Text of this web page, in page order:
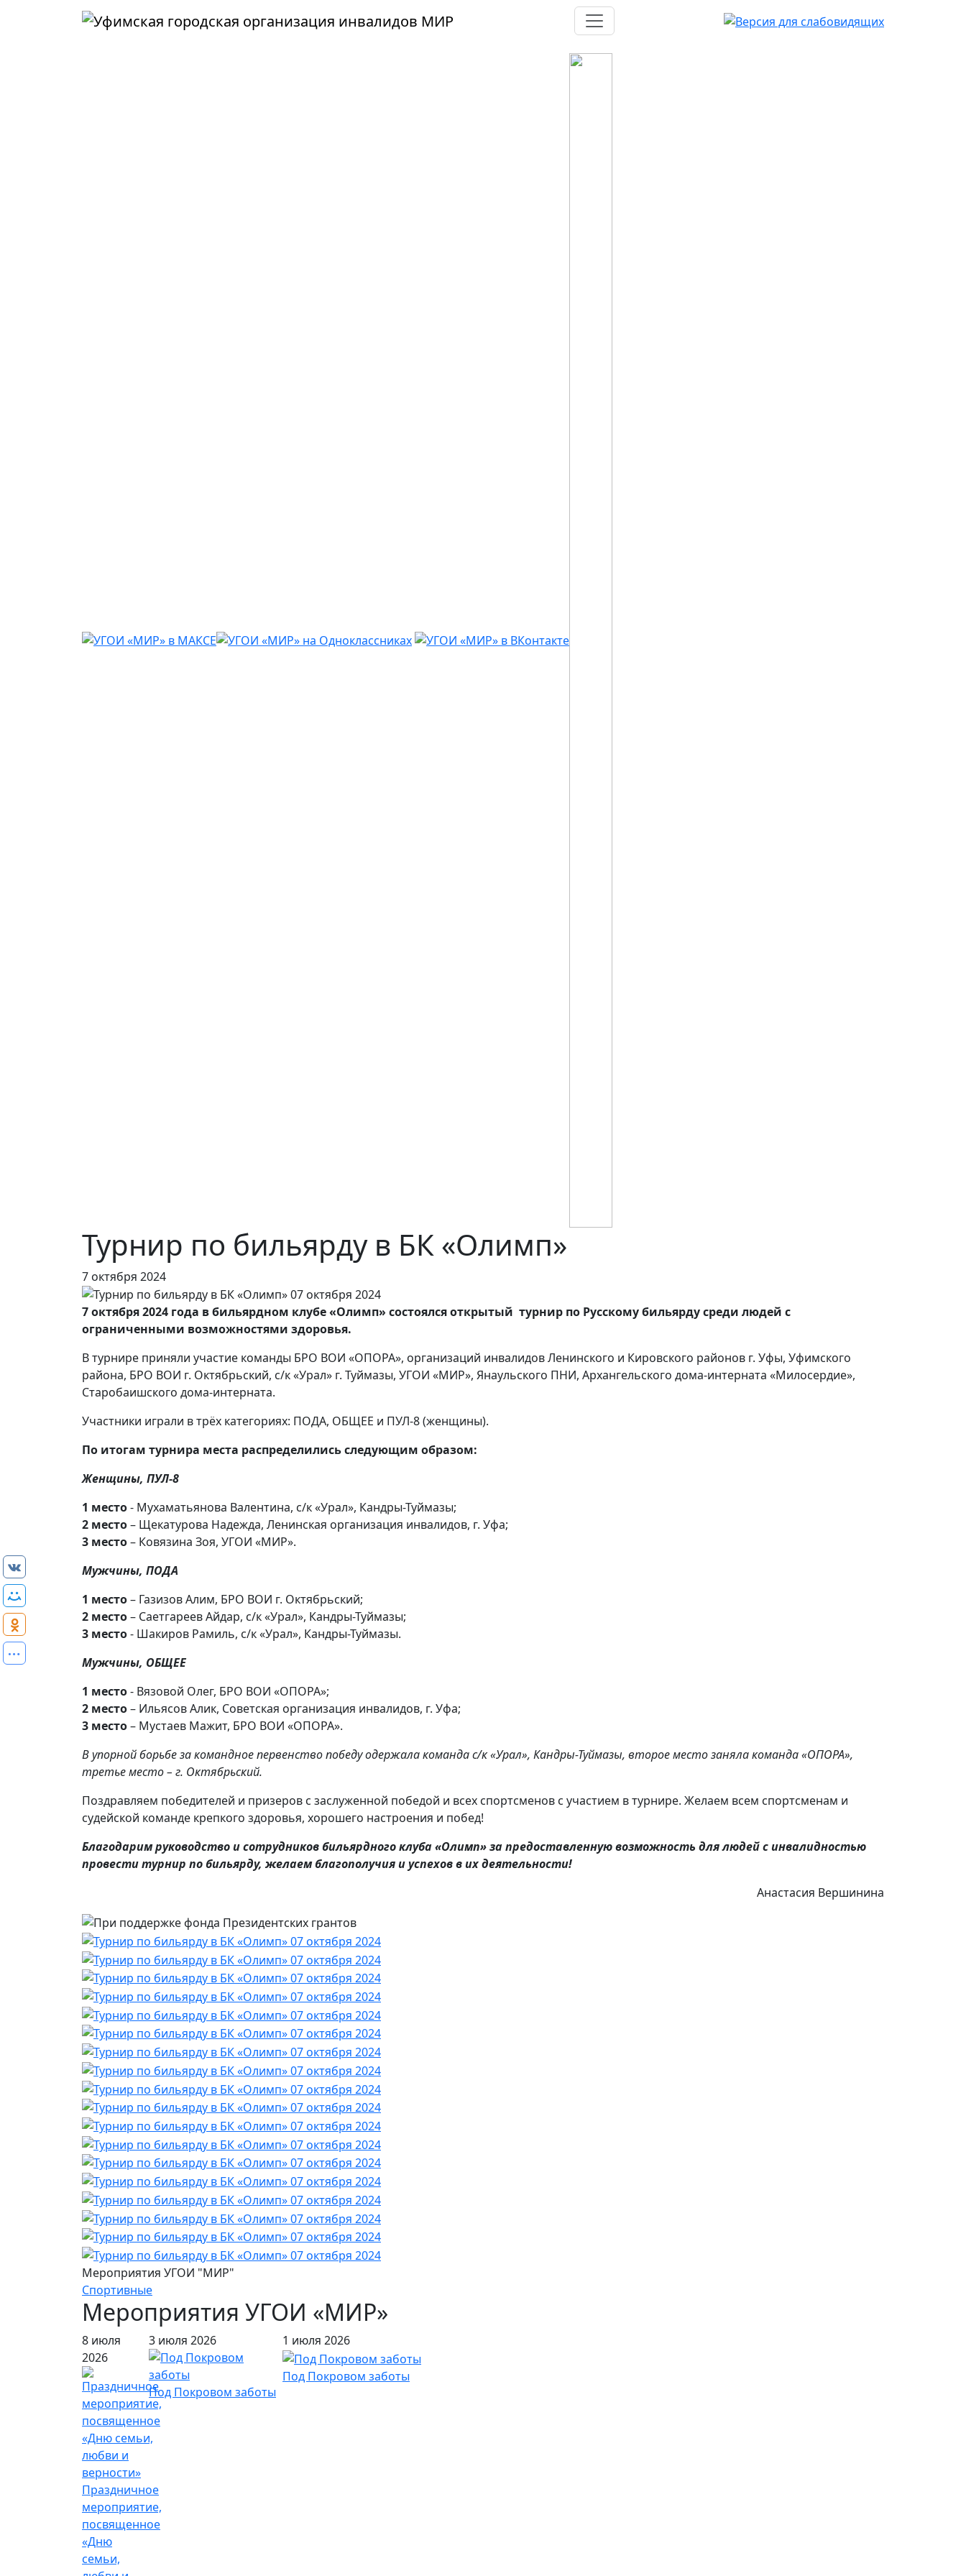
Перейти к основному содержанию
Турнир по бильярду в БК «Олимп»
7 октября 2024
7 октября 2024 года в бильярдном клубе «Олимп» состоялся открытый турнир по Русскому бильярду среди людей с
ограниченными возможностями здоровья.
В турнире приняли участие команды БРО ВОИ «ОПОРА», организаций инвалидов Ленинского и Кировского районов г. Уфы, Уфимского
района, БРО ВОИ г. Октябрьский, с/к «Урал» г. Туймазы, УГОИ «МИР», Янаульского ПНИ, Архангельского дома-интерната «Милосердие»,
Старобаишского дома-интерната.
Участники играли в трёх категориях: ПОДА, ОБЩЕЕ и ПУЛ-8 (женщины).
По итогам турнира места распределились следующим образом:
Женщины, ПУЛ-8
1 место- Мухаматьянова Валентина, с/к «Урал», Кандры-Туймазы;
2 место– Щекатурова Надежда, Ленинская организация инвалидов, г. Уфа;
3 место– Ковязина Зоя, УГОИ «МИР».
Мужчины, ПОДА
1 место– Газизов Алим, БРО ВОИ г. Октябрьский;
2 место– Саетгареев Айдар, с/к «Урал», Кандры-Туймазы;
3 место- Шакиров Рамиль, с/к «Урал», Кандры-Туймазы.
Мужчины, ОБЩЕЕ
1 место- Вязовой Олег, БРО ВОИ «ОПОРА»;
2 место– Ильясов Алик, Советская организация инвалидов, г. Уфа;
3 место– Мустаев Мажит, БРО ВОИ «ОПОРА».
В упорной борьбе за командное первенство победу одержала команда с/к «Урал», Кандры-Туймазы, второе место заняла команда «ОПОРА»,
третье место – г. Октябрьский.
Поздравляем победителей и призеров с заслуженной победой и всех спортсменов с участием в турнире. Желаем всем спортсменам и
судейской команде крепкого здоровья, хорошего настроения и побед!
Благодарим руководство и сотрудников бильярдного клуба «Олимп» за предоставленную возможность для людей с инвалидностью
провести турнир по бильярду, желаем благополучия и успехов в их деятельности!
Анастасия Вершинина
Мероприятия УГОИ "МИР"
Спортивные
Мероприятия УГОИ «МИР»
8 июля
2026
Праздничное
мероприятие,
посвященное
«Дню
семьи,
3 июля 2026
Под Покровом заботы
1 июля 2026
Под Покровом заботы